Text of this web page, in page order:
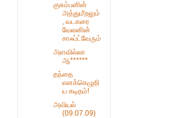
குசும்பனின்
அத்துமீறலும்
, வடகரை
வேலனின்
சாஃப்ட்வேரும்
அள‌வில்லா
ஆ******
தந்தை
எனக்கெழுதி
ய கடிதம்!
அவியல்
(09.07.09)